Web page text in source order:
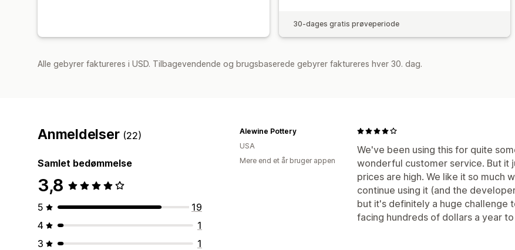
30-dages gratis prøveperiode
Alle gebyrer faktureres i USD. Tilbagevendende og brugsbaserede gebyrer faktureres hver 30. dag.
Anmeldelser (22)
Samlet bedømmelse
3,8
5
19
4
1
3
1
We've been using this for quite
wonderful customer service. But it
prices are high. We like it so much
continue using it (and the
but it's definitely a huge challenge
facing hundreds of dollars a year
Alewine Pottery
USA
Mere end et år bruger appen